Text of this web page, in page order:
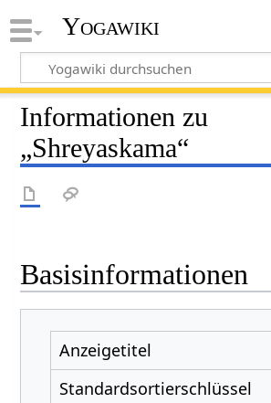
Yogawiki
Informationen zu
„Shreyaskama“
Basisinformationen
Anzeigetitel
Standardsortierschlüssel